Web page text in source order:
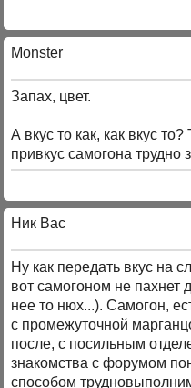
Monster
Запах, цвет.
А вкус то как, как вкус
привкус самогона трудно
Ник Вас
Ну как передать вкус на
вот самогоном не
нее то нюх...). Самогон,
с промежуточной
после, с посильным
знакомства с форумом
способом